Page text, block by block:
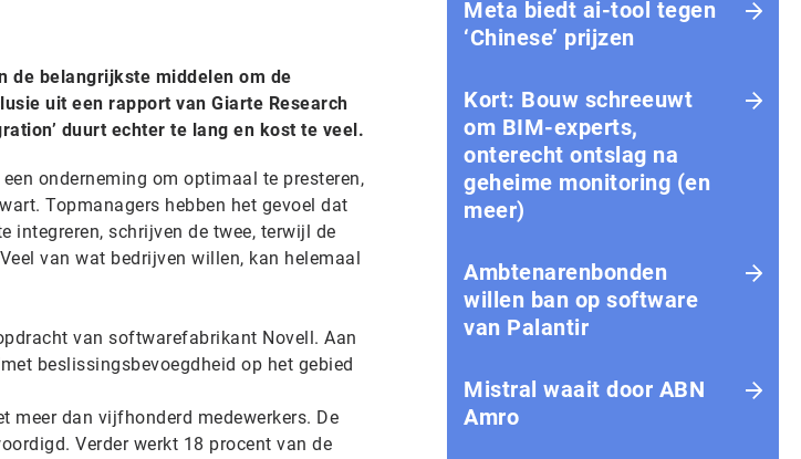
de belangrijkste middelen om de
uit een rapport van Giarte Research
duurt echter te lang en kost te veel.
onderneming om optimaal te presteren,
Topmanagers hebben het gevoel dat
integreren, schrijven de twee, terwijl de
van wat bedrijven willen, kan helemaal
van softwarefabrikant Novell. Aan
beslissingsbevoegdheid op het gebied
meer dan vijfhonderd medewerkers. De
Verder werkt 18 procent van de
Meta biedt ai-tool tegen
‘Chinese’ prijzen
Kort: Bouw schreeuwt
om BIM-experts,
onterecht ontslag na
geheime monitoring (en
meer)
Ambtenarenbonden
willen ban op software
van Palantir
Mistral waait door ABN
Amro